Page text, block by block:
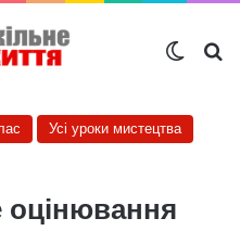
Усі уроки мистецтва
оцінювання